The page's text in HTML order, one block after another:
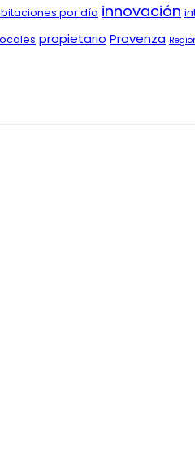
por día innovación
propietario Provenza